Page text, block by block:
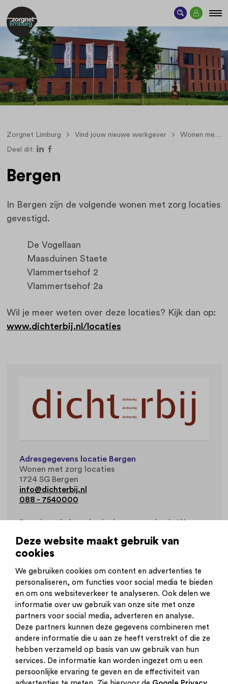
Deze website maakt gebruik van
cookies
We gebruiken cookies om content en advertenties te
personaliseren, om functies voor social media te bieden
en om ons websiteverkeer te analyseren. Ook delen we
informatie over uw gebruik van onze site met onze
partners voor social media, adverteren en analyse.
Deze partners kunnen deze gegevens combineren met
andere informatie die u aan ze heeft verstrekt of die ze
hebben verzameld op basis van uw gebruik van hun
services. De informatie kan worden ingezet om u een
persoonlijke ervaring te geven en de effectiviteit van
Zorgnet Limburg Vind jouw nieuwe werkgever Wonen met zorg
Deel dit:
Bergen
In Bergen zijn de volgende wonen met zorg locaties
gevestigd.
De Vogellaan
Maasduinen Staete
Vlammertsehof 2
Vlammertsehof 2a
Wil je meer weten over deze locaties? Kijk dan op:
www.dichterbij.nl/locaties
Adresgegevens locatie Bergen
Wonen met zorg locaties
1724 SG Bergen
info@dichterbij.nl
088 - 7540000
Deze locatie is onderdeel van organisatieWonen
Werkvelden
Gehandicaptenzorg
Inschrijven nieuwsbrief
Inloggen
Contact
Privacy statement